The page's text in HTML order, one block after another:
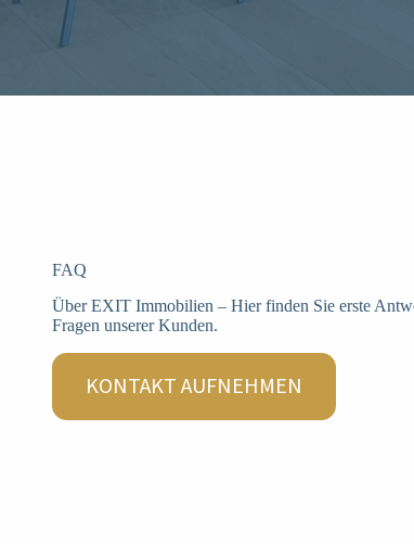
FAQ
Über EXIT Immobilien – Hier finden Sie erste
Fragen unserer Kunden.
KONTAKT AUFNEHMEN